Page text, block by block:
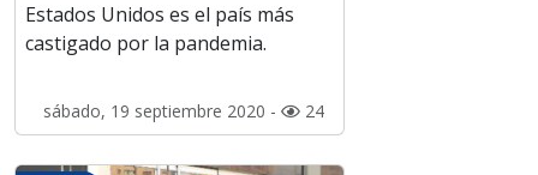
Estados Unidos es el país más
castigado por la pandemia.
sábado, 19 septiembre 2020 - 24